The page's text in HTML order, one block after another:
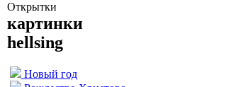
Открытки
картинки
hellsing
Новый год